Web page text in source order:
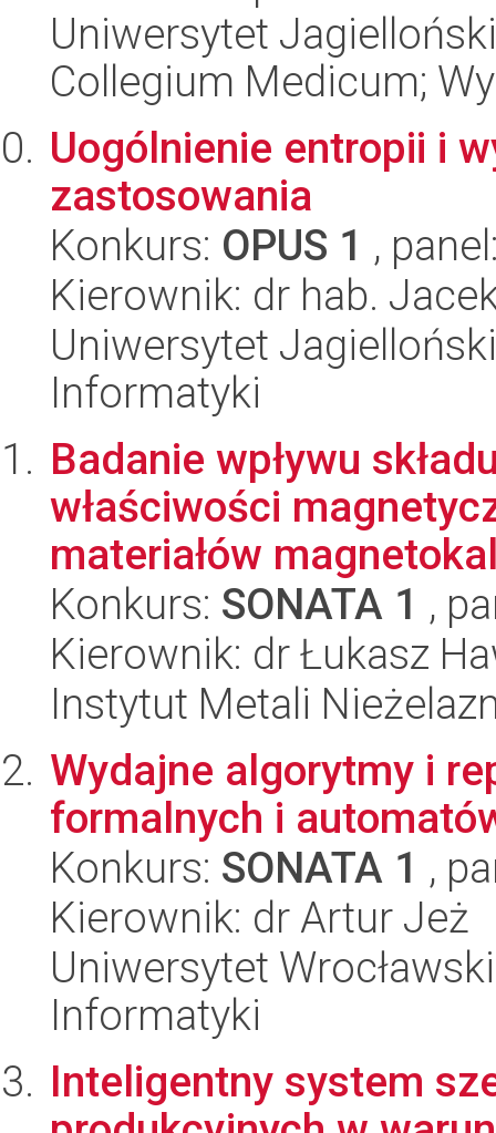
Uniwersytet
Collegium Medicum;
Uogólnienie entropii i
zastosowania
Konkurs: OPUS 1 ,
Kierownik: dr hab.
Uniwersytet
Informatyki
Badanie wpływu
właściwości
materiałów
Konkurs: SONATA 1 ,
Kierownik: dr Łukasz
Instytut Metali
Wydajne algorytmy i
formalnych i
Konkurs: SONATA 1 ,
Kierownik: dr Artur Jeż
Uniwersytet
Informatyki
Inteligentny system